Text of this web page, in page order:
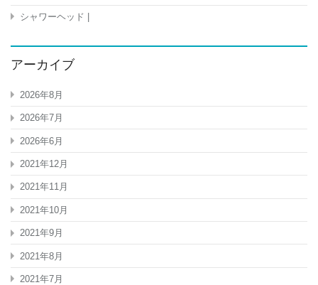
シャワーヘッド |
アーカイブ
2026年8月
2026年7月
2026年6月
2021年12月
2021年11月
2021年10月
2021年9月
2021年8月
2021年7月